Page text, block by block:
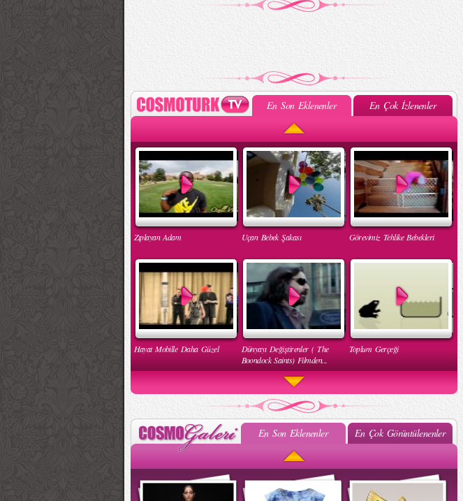
En Son Eklenenler En Çok İzlenenler
Zıplayan Adam Uçan Bebek Şakası Görevimiz Tehlike Bebekleri
Hayat Mobille Daha Güzel
Dünyayı Değiştirenler ( The
Boondock Saints) Filmden...
Toplum Gerçeği
İnsan Hakları
2015 Defilesi
En Son Eklenenler En Çok Görüntülenenler